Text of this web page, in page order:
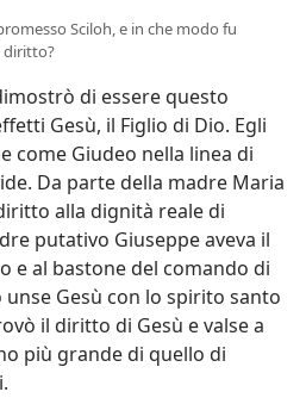
Sciloh, e in che modo fu
diritto?
di essere questo
Gesù, il Figlio di Dio. Egli
come Giudeo nella linea di
Da parte della madre Maria
alla dignità reale di
putativo Giuseppe aveva il
e al bastone del comando di
Gesù con lo spirito santo
il diritto di Gesù e valse a
più grande di quello di